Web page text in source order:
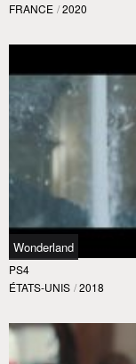
FRANCE / 2020
Wonderland
PS4
ÉTATS-UNIS / 2018